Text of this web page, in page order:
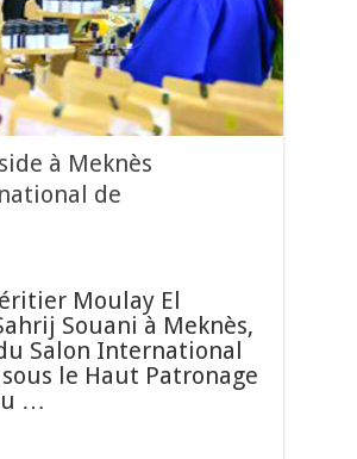
à Meknès
de
Moulay El
Souani à Meknès,
Salon International
le Haut Patronage
…